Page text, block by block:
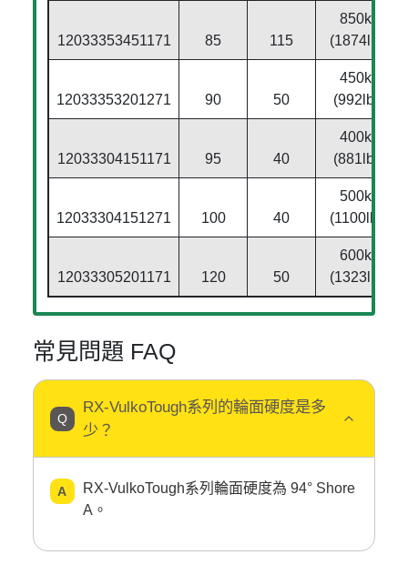
12033353451171 85 115
850kg
(1874lbs)
12033353201271 90 50
450kg
(992lbs)
12033304151171 95 40
400kg
(881lbs)
12033304151271 100 40
500kg
(1100lbs)
12033305201171 120 50
600kg
(1323lbs)
常見問題 FAQ
RX-VulkoTough系列的輪面硬度是多
少？
RX-VulkoTough系列輪面硬度為 94° Shore
A。